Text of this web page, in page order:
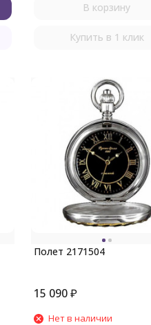
В корзину
Купить в 1 клик
Полет 2171504
15 090 ₽
Нет в наличии